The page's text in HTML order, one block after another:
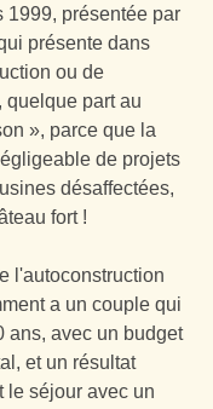
présentée par
présente dans
ou de
quelque part au
», parce que la
de projets
désaffectées,
fort !
l'autoconstruction
a un couple qui
ans, avec un budget
et un résultat
le séjour avec un